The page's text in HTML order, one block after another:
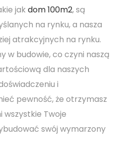
jak dom 100m2, są
na rynku, a nasza
atrakcyjnych na rynku.
w budowie, co czyni naszą
dla naszych
i
pewność, że otrzymasz
wszystkie Twoje
swój wymarzony